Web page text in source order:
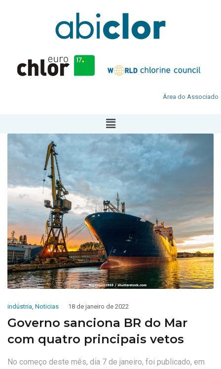
Área do Associado
indústria Noticias 18 de janeiro de 2022
Governo sanciona BR do Mar
com quatro principais vetos
No começo deste mês, dia 7 de janeiro, foi publicado, em